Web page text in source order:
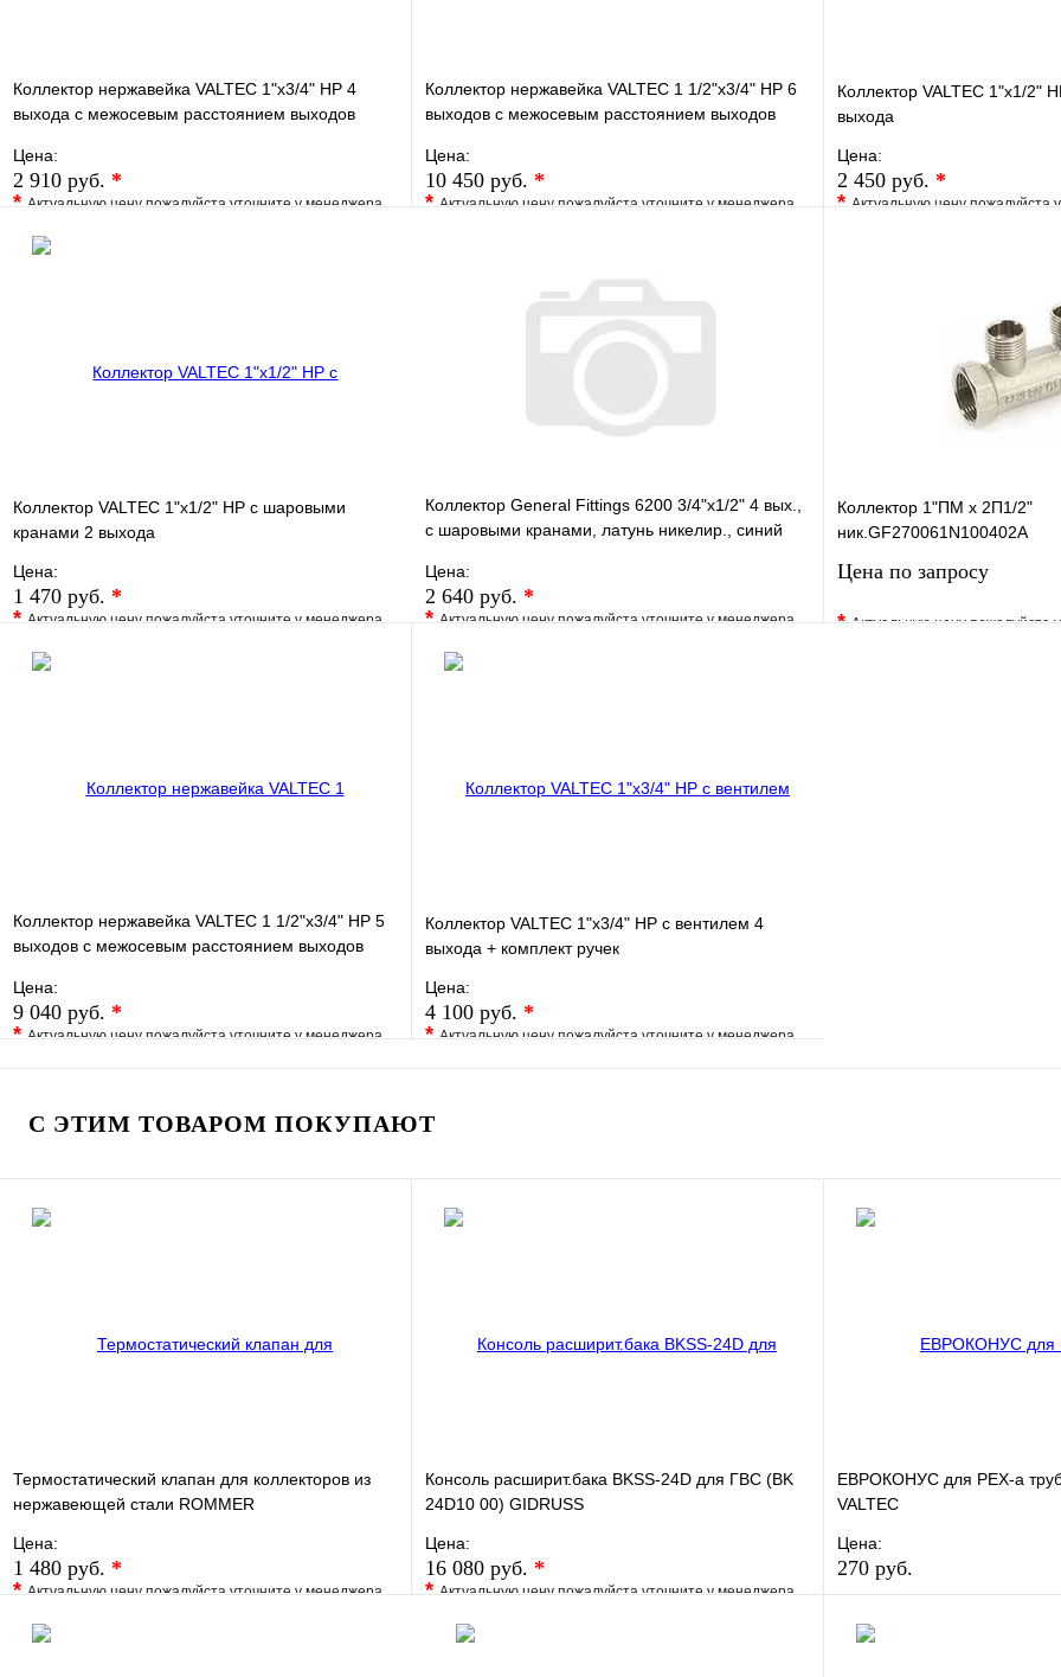
Коллектор нержавейка VALTEC 1"х3/4" НР 4
выхода с межосевым расстоянием выходов
Цена:
2 910 руб. *
*Актуальную цену пожалуйста уточните у менеджера
В избранное
Коллектор нержавейка VALTEC 1 1/2"х3/4" НР 6
выходов с межосевым расстоянием выходов
Цена:
10 450 руб. *
*Актуальную цену пожалуйста уточните у менеджера
В корзину
Коллектор VALTEC 1"х1/2"
выхода
Цена:
2 450 руб. *
*Актуальную цену пожалуйста
Коллектор VALTEC 1"х1/2" НР с шаровыми
кранами 2 выхода
Цена:
1 470 руб. *
*Актуальную цену пожалуйста уточните у менеджера
В избранное
Коллектор General Fittings 6200 3/4"х1/2" 4 вых.,
c шаровыми кранами, латунь никелир., синий
Цена:
2 640 руб. *
*Актуальную цену пожалуйста уточните у менеджера
В избранное
Коллектор 1"ПМ х 2П1/2"
ник.GF270061N100402A
Цена по запросу
*Актуальную цену пожалуйста
Коллектор нержавейка VALTEC 1 1/2"х3/4" НР 5
выходов с межосевым расстоянием выходов
Цена:
9 040 руб. *
*Актуальную цену пожалуйста уточните у менеджера
В избранное Сравнение
В корзину
Коллектор VALTEC 1"х3/4" НР с вентилем 4
выхода + комплект ручек
Цена:
4 100 руб. *
*Актуальную цену пожалуйста уточните у менеджера
В избранное Сравнение
В корзину
С ЭТИМ ТОВАРОМ ПОКУПАЮТ
Термостатический клапан для коллекторов из
нержавеющей стали ROMMER
Цена:
1 480 руб. *
*Актуальную цену пожалуйста уточните у менеджера
В избранное
Консоль расширит.бака BKSS-24D для ГВС (BK
24D10 00) GIDRUSS
Цена:
16 080 руб. *
*Актуальную цену пожалуйста уточните у менеджера
В избранное
ЕВРОКОНУС для PEX-a
VALTEC
Цена:
270 руб.
Купить в 1 клик